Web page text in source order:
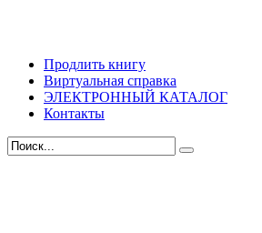
Продлить книгу
Виртуальная справка
ЭЛЕКТРОННЫЙ КАТАЛОГ
Контакты